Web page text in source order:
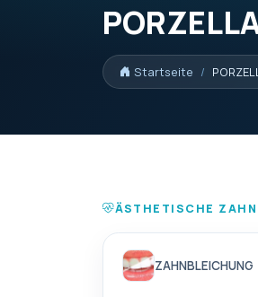
Startseite
ÄSTHETISCHE
ZAHNBLEICHUNG